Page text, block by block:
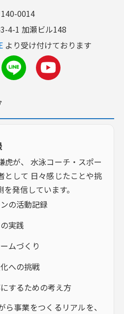
140-0014
4-1 加瀬ビル148
より受け付けております
虎が、 水泳コーチ・スポー
として 日々感じたことや挑
発信しています。
の活動記録
実践
ムづくり
への挑戦
するための考え方
事業をつくるリアルを、